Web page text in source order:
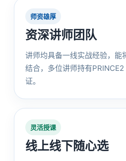
师资雄厚
资深讲师团队
讲师均具备一线实战经验，能
结合，多位讲师持有
证。
灵活授课
线上线下随心选